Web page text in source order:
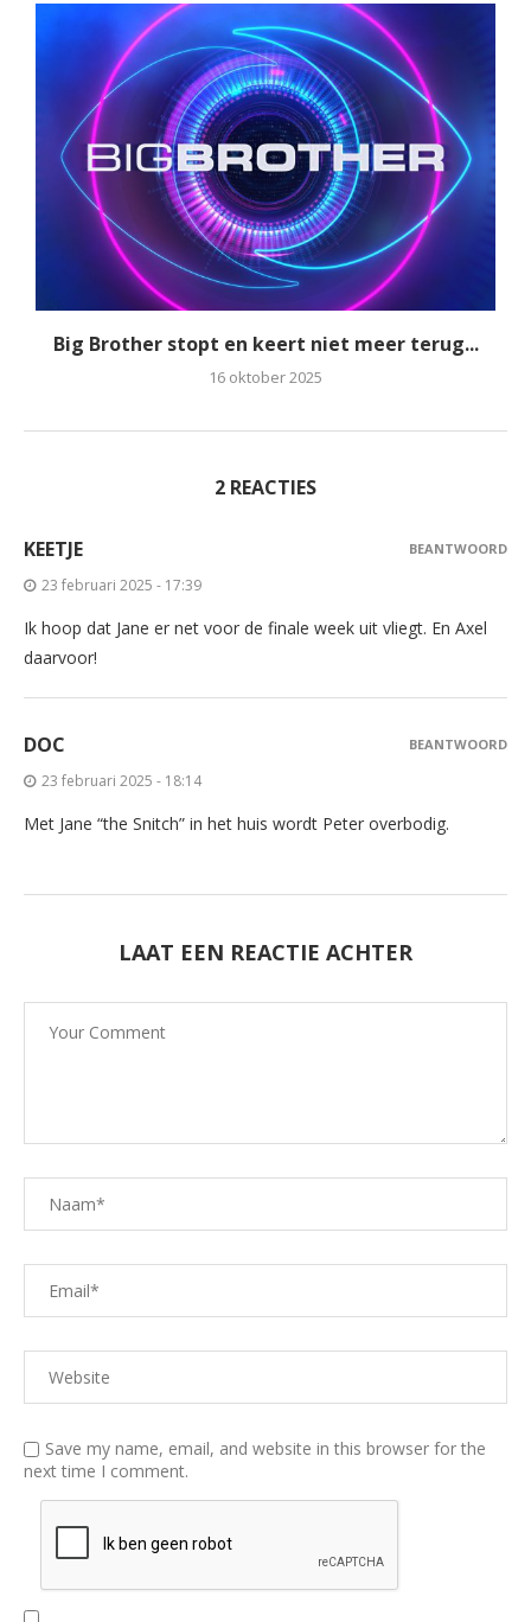
Big Brother stopt en keert niet meer terug...
16 oktober 2025
2 REACTIES
KEETJE
23 februari 2025 - 17:39
Ik hoop dat Jane er net voor de finale week uit vliegt. En Axel
daarvoor!
BEANTWOORD
DOC
23 februari 2025 - 18:14
Met Jane “the Snitch” in het huis wordt Peter overbodig.
BEANTWOORD
LAAT EEN REACTIE ACHTER
Save my name, email, and website in this browser for the
next time I comment.